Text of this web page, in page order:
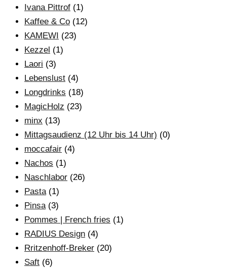
Ivana Pittrof (1)
Kaffee & Co (12)
KAMEWI (23)
Kezzel (1)
Laori (3)
Lebenslust (4)
Longdrinks (18)
MagicHolz (23)
minx (13)
Mittagsaudienz (12 Uhr bis 14 Uhr) (0)
moccafair (4)
Nachos (1)
Naschlabor (26)
Pasta (1)
Pinsa (3)
Pommes | French fries (1)
RADIUS Design (4)
Rritzenhoff-Breker (20)
Saft (6)